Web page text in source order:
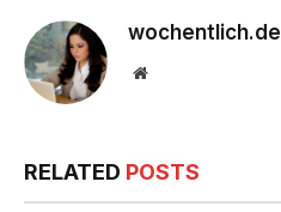
wochentlich.de
Website
RELATED POSTS